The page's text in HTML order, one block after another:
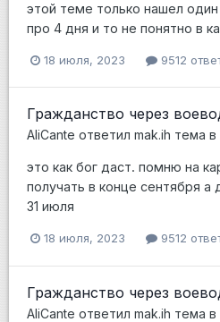
этой теме только нашел
про 4 дня и то не понятно в
18 июля, 2023 9512
Гражданство через
AliCante ответил mak.ih тема в
это как бог даст. помню на
получать в конце сентября а
31 июля
18 июля, 2023 9512
Гражданство через
AliCante ответил mak.ih тема в